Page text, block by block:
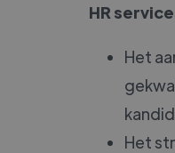
HR
Het
Het